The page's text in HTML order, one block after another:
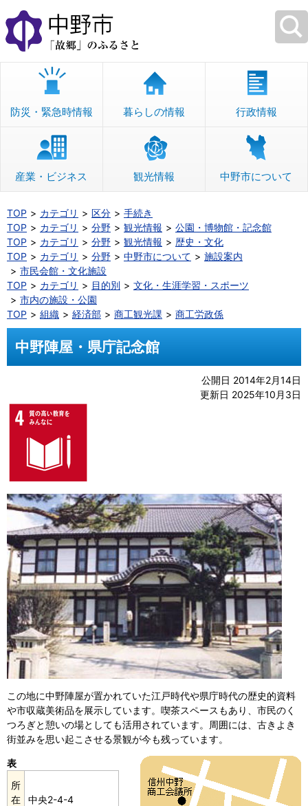
本
文
へ
移
防災・緊急時情報 暮らしの情報 行政情報
産業・ビジネス 観光情報 中野市について
TOP カテゴリ 区分
手続き
TOP
カテゴリ 分野 観光情報
公園・博物館・記念館
TOP
カテゴリ 分野 観光情報
歴史・文化
TOP
カテゴリ 分野 中野市について
施設案内
市民会館・文化施設
TOP
カテゴリ 目的別
文化・生涯学習・スポーツ
市内の施設・公園
TOP
組織 経済部 商工観光課 商工労政係
中野陣屋・県庁記念館
公開日 2014年2月14日
更新日 2025年10月3日
この地に中野陣屋が置かれていた江戸時代や県庁時代の歴史的資料
や市収蔵美術品を展示しています。喫茶スペースもあり、市民のく
つろぎと憩いの場としても活用されています。周囲には、古きよき
街並みを思い起こさせる景観が今も残っています。
表
所
在
中央2-4-4